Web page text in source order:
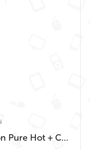
Очиститель воздуха Dyson Pure Hot + Cool HP02